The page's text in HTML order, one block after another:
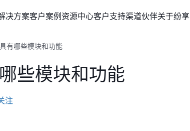
决方案客户案例资源中心客户支持渠道伙伴关于纷享
有哪些模块和功能
些模块和功能
注